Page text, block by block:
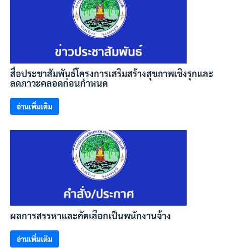
สื่อประชาสัมพันธ์โครงการเสริมสร้างสุขภาพเชิงรุกและ
ลดภาวะคลอดก่อนกำหนด
อ่านเพิ่มเติม
ผลการสรรหาและคัดเลือกเป็นพนักงานจ้าง
อ่านเพิ่มเติม